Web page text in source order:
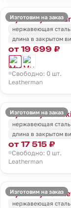
Изготовим на заказ
Мультитул
нержавеющая сталь
длина в закрытом
от 19 699 ₽
Свободно: 0 шт.
Leatherman
Изготовим на заказ
Мультитул
нержавеющая сталь
длина в закрытом
от 17 515 ₽
Свободно: 0 шт.
Leatherman
Изготовим на заказ
Мультитул
нержавеющая сталь